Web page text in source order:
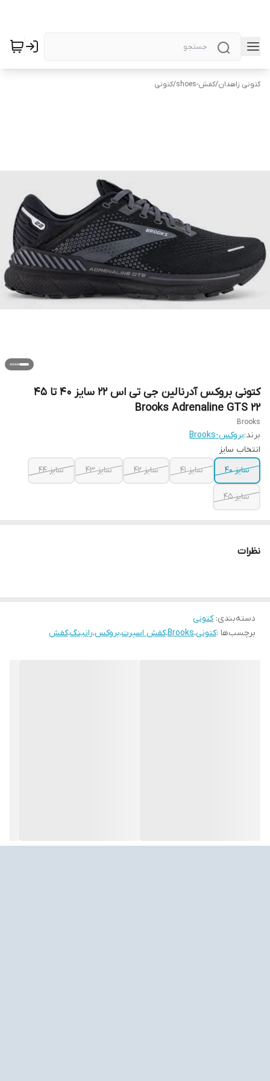
کتونی زاهدان/کفش-shoes /کتونی
کتونی بروکس آدرنالین جی تی اس 22 سایز ۴۰ تا ۴۵
Brooks Adrenaline GTS 22
Brooks
برند:بروکس-Brooks
انتخاب سایز
سایز ۴۰
سایز ۴۱ سایز ۴۲ سایز ۴۳ سایز ۴۴
سایز ۴۵
نظرات
دسته‌بندی:کتونی
برچسب‌ها :کتونی،Brooks،کفش اسپرت،بروکس،رانینگ،کفش